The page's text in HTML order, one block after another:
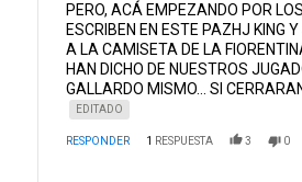
PERO, ACÁ EMPEZANDO POR
ESCRIBEN EN ESTE PAZHJ KING
A LA CAMISETA DE LA
HAN DICHO DE NUESTROS
GALLARDO MISMO... SI
EDITADO
RESPONDER 1 RESPUESTA 3 0